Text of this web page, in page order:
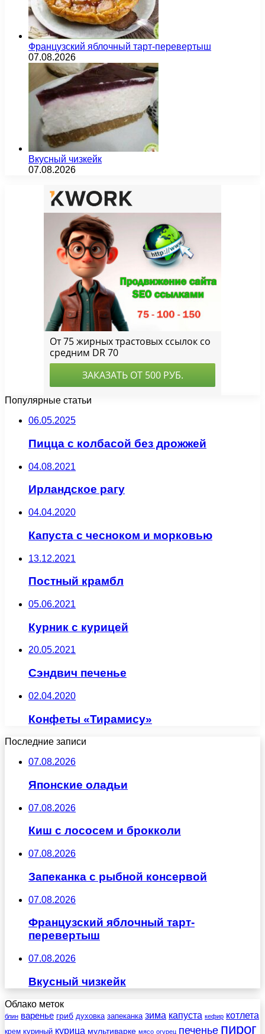
Французский яблочный тарт-перевертыш
07.08.2026
Вкусный чизкейк
07.08.2026
Популярные статьи
06.05.2025
Пицца с колбасой без дрожжей
04.08.2021
Ирландское рагу
04.04.2020
Капуста с чесноком и морковью
13.12.2021
Постный крамбл
05.06.2021
Курник с курицей
20.05.2021
Сэндвич печенье
02.04.2020
Конфеты «Тирамису»
Последние записи
07.08.2026
Японские оладьи
07.08.2026
Киш с лососем и брокколи
07.08.2026
Запеканка с рыбной консервой
07.08.2026
Французский яблочный тарт-
перевертыш
07.08.2026
Вкусный чизкейк
Облако меток
блин варенье гриб духовка запеканка зима капуста кефир котлета
крем куриный курица мультиварке мясо огурец печенье пирог